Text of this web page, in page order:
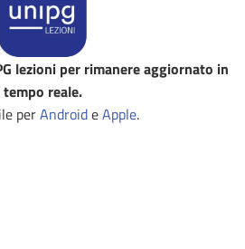
lezioni per rimanere aggiornato in
tempo reale.
perAndroideApple.